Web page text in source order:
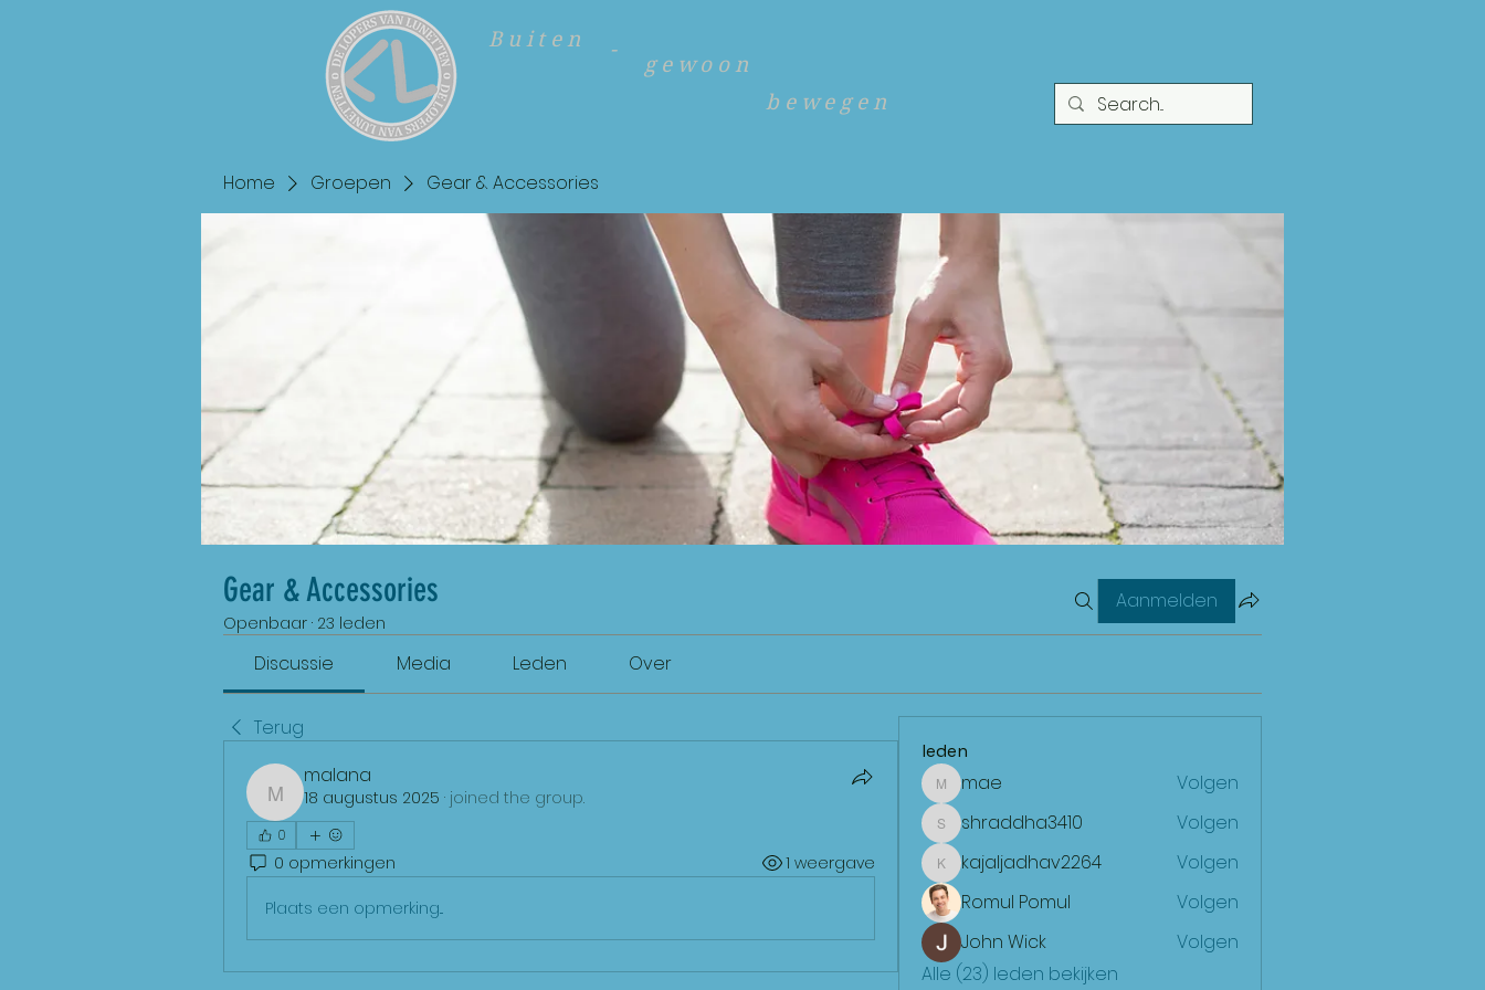
gewoon
Buiten
bewegen
-
Home Groepen Gear & Accessories
Gear & Accessories
Openbaar · 23 leden
Aanmelden
Discussie Media Leden Over
Terug
malana
malana
18 augustus 2025 · joined the group.
0
0 opmerkingen 1 weergave
Plaats een opmerking...
leden
maemae Volgen
shraddha3410
shraddha3410 Volgen
kajaljadhav2264
kajaljadhav2264
Volgen
Romul Pomul
Volgen
John Wick
Volgen
Alle (23) leden bekijken